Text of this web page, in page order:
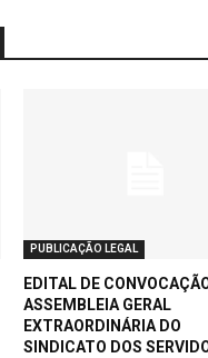
PUBLICAÇÃO LEGAL
EDITAL DE
ASSEMBLEIA GERAL
EXTRAORDINÁRIA DO
SINDICATO DOS